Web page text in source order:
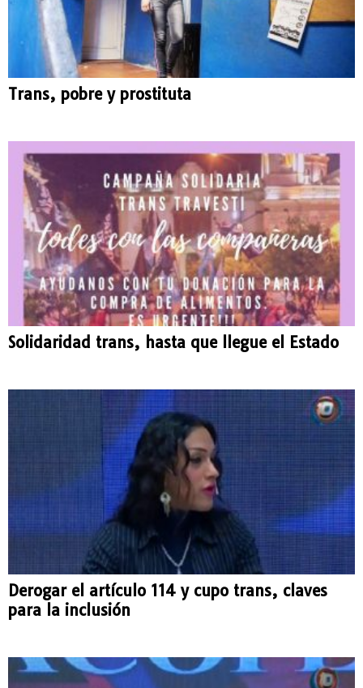
Trans, pobre y prostituta
Solidaridad trans, hasta que llegue el Estado
Derogar el artículo 114 y cupo trans, claves
para la inclusión